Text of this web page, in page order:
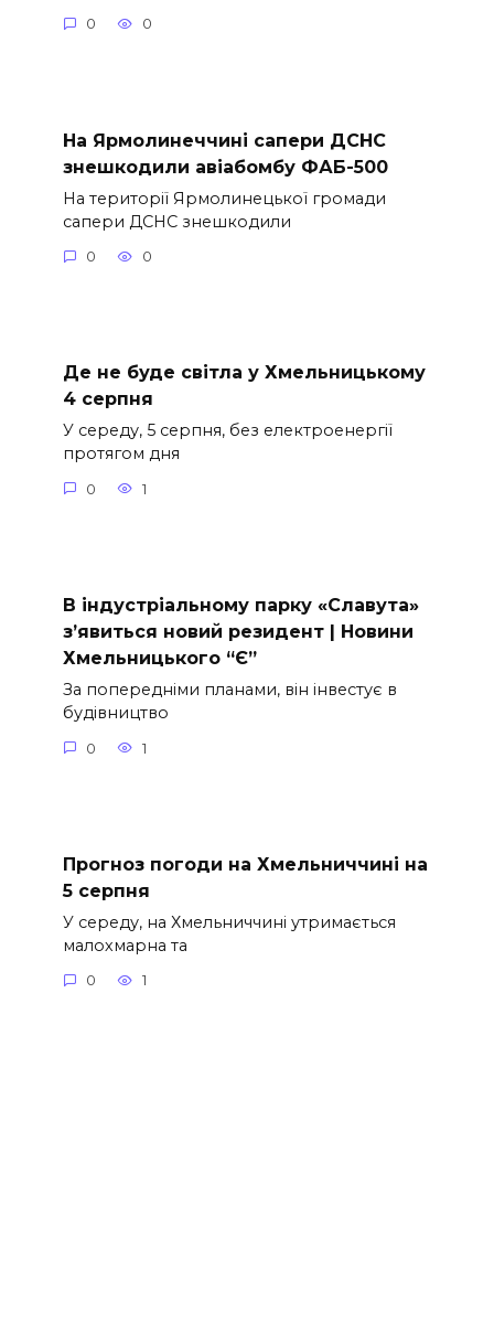
0 0
На Ярмолинеччині сапери ДСНС
знешкодили авіабомбу ФАБ-500
На території Ярмолинецької громади
сапери ДСНС знешкодили
0 0
Де не буде світла у Хмельницькому
4 серпня
У середу, 5 серпня, без електроенергії
протягом дня
0 1
В індустріальному парку «Славута»
з’явиться новий резидент | Новини
Хмельницького “Є”
За попередніми планами, він інвестує в
будівництво
0 1
Прогноз погоди на Хмельниччині на
5 серпня
У середу, на Хмельниччині утримається
малохмарна та
0 1